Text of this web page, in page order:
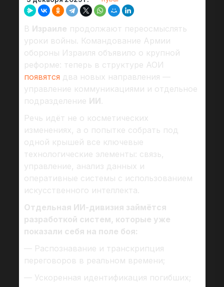
В Израиле продолжают переосмыслять
уроки войны. Командование Армии
обороны Израиля объявило о крупной
реформе: теперь в структуре АОИ
появятся два новых направления —
управление коммуникациями и отдельное
подразделение ИИ.
Речь идёт не о косметических
изменениях, а о попытке собрать под
одной крышей все ключевые
технологические элементы: связь,
управление, анализ данных и
оперативные системы с использованием
искусственного интеллекта.
Отдельная ИИ-дивизия займётся
разработкой систем, которые уже
показали себя на поле боя:
— Распознавание и транскрипция
переговоров в реальном времени;
— Ускоренная идентификация погибших;